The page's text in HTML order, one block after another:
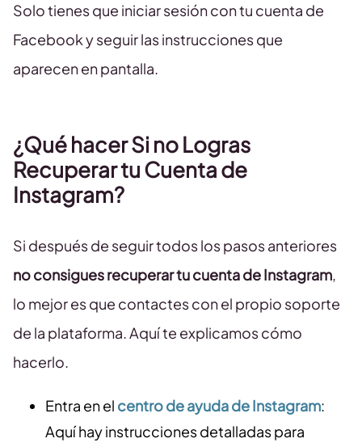
Solo tienes que iniciar sesión con tu cuenta de
Facebook y seguir las instrucciones que
aparecen en pantalla.
¿Qué hacer Si no Logras
Recuperar tu Cuenta de
Instagram?
Si después de seguir todos los pasos anteriores
no consigues recuperar tu cuenta de Instagram,
lo mejor es que contactes con el propio soporte
de la plataforma. Aquí te explicamos cómo
hacerlo.
Entra en el centro de ayuda de Instagram:
Aquí hay instrucciones detalladas para